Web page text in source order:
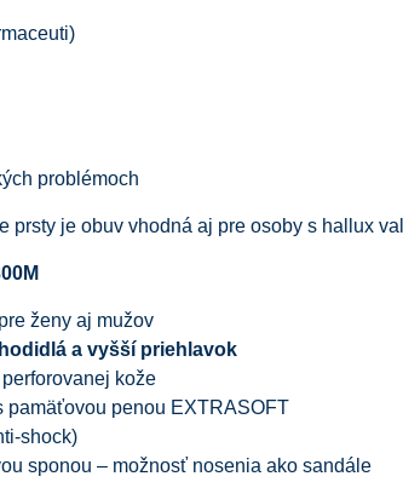
problémoch
prsty je obuv vhodná aj pre osoby s hallux
ženy aj mužov
a vyšší priehlavok
kože
pamäťovou penou EXTRASOFT
sponou – možnosť nosenia ako sandále